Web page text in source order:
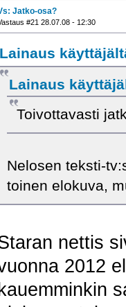
Jatko-osa?
#21 28.07.08 - 12:30
Lainaus
Lainaus
Toivottavasti
Nelosen teksti-
toinen elokuva,
nettis
2012
kauemminkin